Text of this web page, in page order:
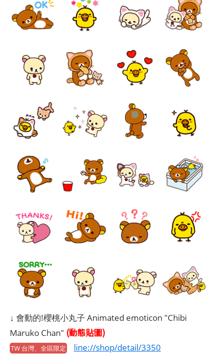
↓ 會動的!櫻桃小丸子 Animated emoticon "Chibi
Maruko Chan" (動態貼圖)
TW 台灣、全區限定 line://shop/detail/3350